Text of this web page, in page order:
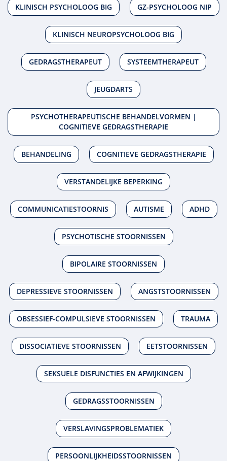
KLINISCH PSYCHOLOOG BIG GZ-PSYCHOLOOG NIP
KLINISCH NEUROPSYCHOLOOG BIG
GEDRAGSTHERAPEUT SYSTEEMTHERAPEUT
JEUGDARTS
PSYCHOTHERAPEUTISCHE BEHANDELVORMEN |
COGNITIEVE GEDRAGSTHERAPIE
BEHANDELING COGNITIEVE GEDRAGSTHERAPIE
VERSTANDELIJKE BEPERKING
COMMUNICATIESTOORNIS AUTISME ADHD
PSYCHOTISCHE STOORNISSEN
BIPOLAIRE STOORNISSEN
DEPRESSIEVE STOORNISSEN ANGSTSTOORNISSEN
OBSESSIEF-COMPULSIEVE STOORNISSEN TRAUMA
DISSOCIATIEVE STOORNISSEN EETSTOORNISSEN
SEKSUELE DISFUNCTIES EN AFWIJKINGEN
GEDRAGSSTOORNISSEN
VERSLAVINGSPROBLEMATIEK
PERSOONLIJKHEIDSSTOORNISSEN